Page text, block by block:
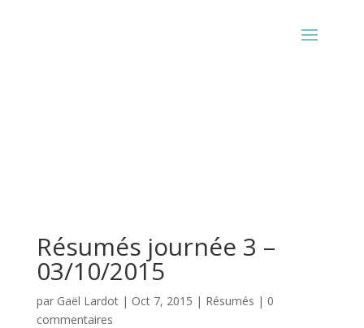
Résumés journée 3 –
03/10/2015
par Gaël Lardot| Oct 7, 2015 | Résumés | 0
commentaires